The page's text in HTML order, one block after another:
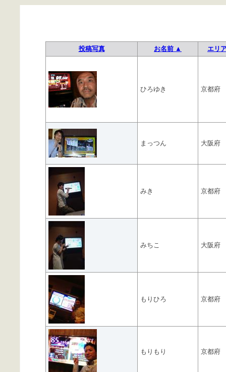
投稿写真 お名前 ▲ エリ
ひろゆき 京都府
まっつん 大阪府
みき 京都府
みちこ 大阪府
もりひろ 京都府
もりもり 京都府